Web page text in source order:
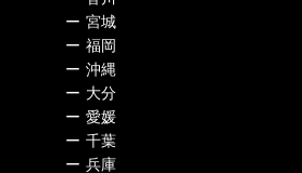
ー 宮城
ー 福岡
ー 沖縄
ー 大分
ー 愛媛
ー 千葉
ー 兵庫